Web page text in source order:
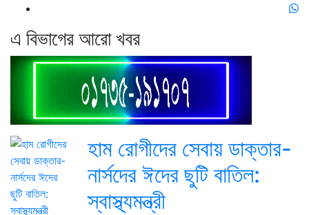
এ বিভাগের আরো খবর
হাম রোগীদের সেবায় ডাক্তার-
নার্সদের ঈদের ছুটি বাতিল:
স্বাস্থ্যমন্ত্রী